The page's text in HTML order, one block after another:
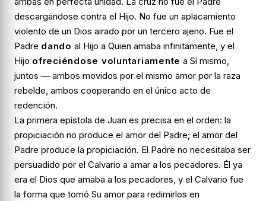
descargándose contra el Hijo. No fue un aplacamiento
violento de un Dios airado por un tercero ajeno. Fue el
Padre dando al Hijo a Quien amaba infinitamente, y el
Hijo ofreciéndose voluntariamente a Sí mismo,
juntos — ambos movidos por el mismo amor por la raza
rebelde, ambos cooperando en el único acto de
redención.
La primera epístola de Juan es precisa en el orden: la
propiciación no produce el amor del Padre; el amor del
Padre produce la propiciación. El Padre no necesitaba ser
persuadido por el Calvario a amar a los pecadores. Él ya
era el Dios que amaba a los pecadores, y el Calvario fue
la forma que tomó Su amor para redimirlos en